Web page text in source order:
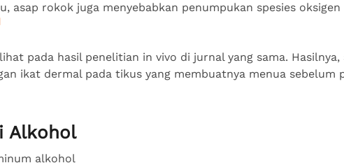
asap rokok juga menyebabkan penumpukan spesies
pada hasil penelitian in vivo di jurnal yang sama. Hasilnya,
ikat dermal pada tikus yang membuatnya menua sebelum
Alkohol